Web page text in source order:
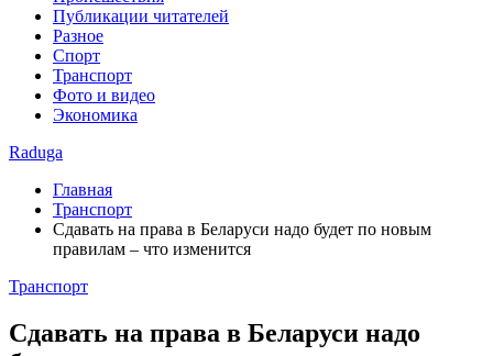
Публикации читателей
Разное
Спорт
Транспорт
Фото и видео
Экономика
Raduga
Главная
Транспорт
Сдавать на права в Беларуси надо будет по новым
правилам – что изменится
Транспорт
Сдавать на права в Беларуси надо